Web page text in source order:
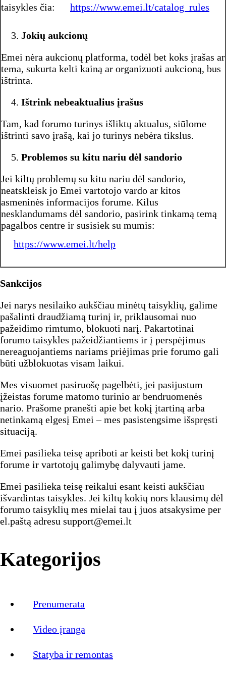
taisykles čia: https://www.emei.lt/catalog_rules
Jokių aukcionų
Emei nėra aukcionų platforma, todėl bet koks įrašas ar
tema, sukurta kelti kainą ar organizuoti aukcioną, bus
ištrinta.
Ištrink nebeaktualius įrašus
Tam, kad forumo turinys išliktų aktualus, siūlome
ištrinti savo įrašą, kai jo turinys nebėra tikslus.
Problemos su kitu nariu dėl sandorio
Jei kiltų problemų su kitu nariu dėl sandorio,
neatskleisk jo Emei vartotojo vardo ar kitos
asmeninės informacijos forume. Kilus
nesklandumams dėl sandorio, pasirink tinkamą temą
pagalbos centre ir susisiek su mumis:
https://www.emei.lt/help
Sankcijos
Jei narys nesilaiko aukščiau minėtų taisyklių, galime
pašalinti draudžiamą turinį ir, priklausomai nuo
pažeidimo rimtumo, blokuoti narį. Pakartotinai
forumo taisykles pažeidžiantiems ir į perspėjimus
nereaguojantiems nariams priėjimas prie forumo gali
būti užblokuotas visam laikui.
Mes visuomet pasiruošę pagelbėti, jei pasijustum
įžeistas forume matomo turinio ar bendruomenės
nario. Prašome pranešti apie bet kokį įtartiną arba
netinkamą elgesį Emei – mes pasistengsime išspręsti
situaciją.
Emei pasilieka teisę apriboti ar keisti bet kokį turinį
forume ir vartotojų galimybę dalyvauti jame.
Emei pasilieka teisę reikalui esant keisti aukščiau
išvardintas taisykles. Jei kiltų kokių nors klausimų dėl
forumo taisyklių mes mielai tau į juos atsakysime per
el.paštą adresu support@emei.lt
Kategorijos
Prenumerata
Video įranga
Statyba ir remontas